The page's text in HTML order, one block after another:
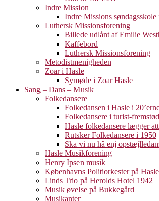
Indre Mission
Indre Missions søndagsskole
Luthersk Missionsforening
Billede udlånt af Emilie
Kaffebord
Luthersk Missionsforening
Metodistmenigheden
Zoar i Hasle
Symøde i Zoar Hasle
Sang – Dans – Musik
Folkedansere
Folkedansen i Hasle i
Folkedansere i turist-fremstød
Hasle folkedansere lægger
Rutsker Folkedansere i 1950
Ska vi nu hâ enj
Hasle Musikforening
Henry Ipsen musik
Københavns Politiorkester på
Linds Trio på Herolds Hotel 1942
Musik øvelse på Bukkegård
Musikanter